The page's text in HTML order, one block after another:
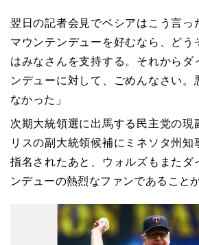
翌日の記者会見でベシアはこう言っ
マウンテンデューを好むなら、どう
はみなさんを支持する。それからダ
ンデューに対して、ごめんなさい。
なかった」
次期大統領選に出馬する民主党の現
リスの副大統領候補にミネソタ州知
指名されたあと、ウォルズもまたダ
ンデューの熱烈なファンであること